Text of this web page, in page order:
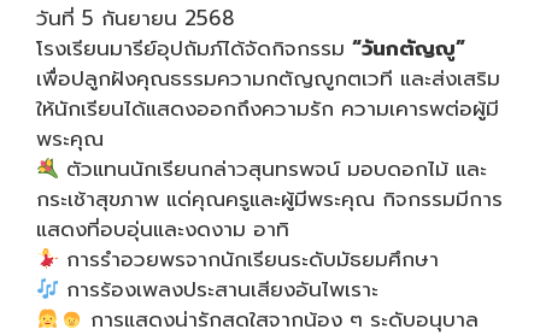
วันที่ 5 กันยายน 2568
โรงเรียนมารีย์อุปถัมภ์ได้จัดกิจกรรม “วันกตัญญู”
เพื่อปลูกฝังคุณธรรมความกตัญญูกตเวที และส่งเสริม
ให้นักเรียนได้แสดงออกถึงความรัก ความเคารพต่อผู้มี
พระคุณ
ตัวแทนนักเรียนกล่าวสุนทรพจน์ มอบดอกไม้ และ
กระเช้าสุขภาพ แด่คุณครูและผู้มีพระคุณ กิจกรรมมีการ
แสดงที่อบอุ่นและงดงาม อาทิ
การรำอวยพรจากนักเรียนระดับมัธยมศึกษา
การร้องเพลงประสานเสียงอันไพเราะ
การแสดงน่ารักสดใสจากน้อง ๆ ระดับอนุบาล